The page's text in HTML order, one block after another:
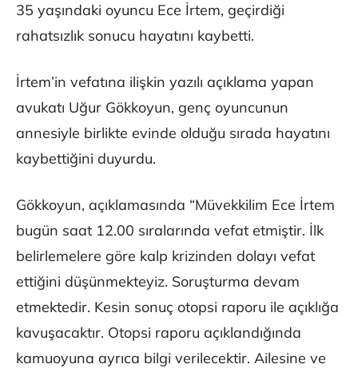
35 yaşındaki oyuncu Ece İrtem, geçirdiği
rahatsızlık sonucu hayatını kaybetti.
İrtem’in vefatına ilişkin yazılı açıklama yapan
avukatı Uğur Gökkoyun, genç oyuncunun
annesiyle birlikte evinde olduğu sırada hayatını
kaybettiğini duyurdu.
Gökkoyun, açıklamasında “Müvekkilim Ece İrtem
bugün saat 12.00 sıralarında vefat etmiştir. İlk
belirlemelere göre kalp krizinden dolayı vefat
ettiğini düşünmekteyiz. Soruşturma devam
etmektedir. Kesin sonuç otopsi raporu ile açıklığa
kavuşacaktır. Otopsi raporu açıklandığında
kamuoyuna ayrıca bilgi verilecektir. Ailesine ve